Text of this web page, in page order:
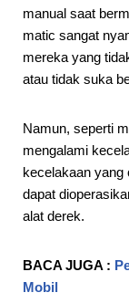
manual saat
matic sangat
mereka yang
atau tidak suka
Namun, seperti
mengalami
kecelakaan yang
dapat
alat derek.
BACA JUGA :
Mobil